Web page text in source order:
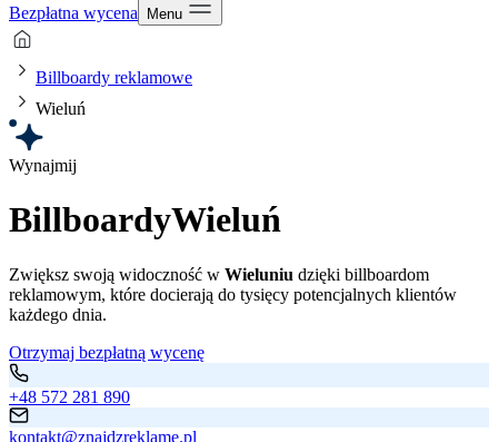
Bezpłatna wycena Menu
Billboardy reklamowe
Wieluń
Wynajmij
BillboardyWieluń
Zwiększ swoją widoczność w Wieluniu dzięki billboardom
reklamowym, które docierają do tysięcy potencjalnych klientów
każdego dnia.
Otrzymaj bezpłatną wycenę
+48 572 281 890
kontakt@znajdzreklame.pl